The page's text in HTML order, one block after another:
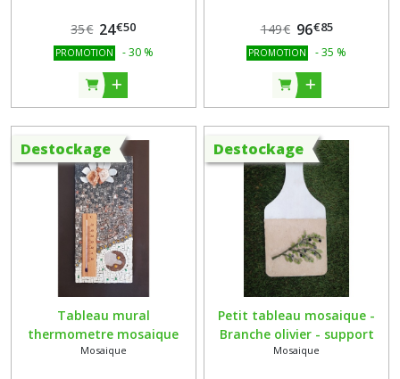
35€ 24€50
PROMOTION -30 %
149€ 96€85
PROMOTION -35 %
Destockage
Tableau mural
thermometre mosaique
marbre
Mosaique
Destockage
Petit tableau mosaique -
Branche olivier - support
planche a decouper hêtre
Mosaique